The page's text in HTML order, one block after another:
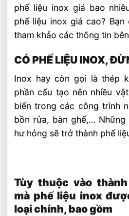
phế liệu inox giá bao
phế liệu inox giá cao?
tham khảo các thông tin
CÓ PHẾ LIỆU INOX,
Inox hay còn gọi là thép
phần cấu tạo nên nhiều
biến trong các công trình
bồn rửa, bàn ghế,… Những
hư hỏng sẽ trở thành phế
Tùy thuộc vào
mà phế liệu inox
loại chính, bao gồm